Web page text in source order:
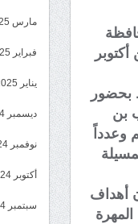
محافظة
احتفالات الذكرى لـ 60 لثورة لـ14 من أكتوبر
بحضور
بن
وعدداً
أهداف
مارس 2025
فبراير 2025
يناير 2025
ديسمبر 2024
نوفمبر 2024
أكتوبر 2024
سبتمبر 2024